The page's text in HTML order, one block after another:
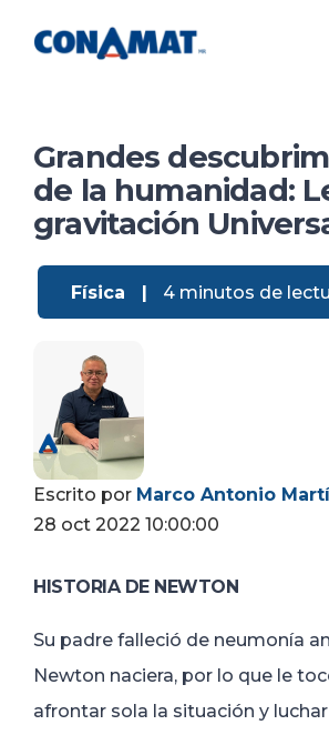
Grandes
de la humanidad:
gravitación
Física 4 minutos de
Escrito por Marco Antonio
28 oct 2022 10:00:00
HISTORIA DE NEWTON
Su padre falleció de neumonía
Newton naciera, por lo que le
afrontar sola la situación y